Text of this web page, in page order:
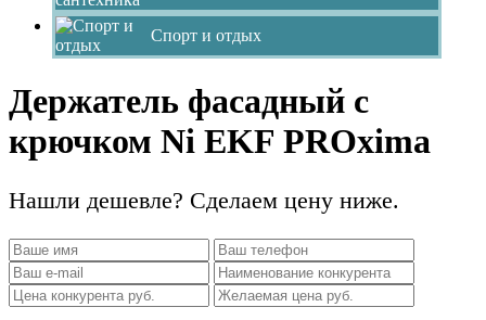
Спорт и отдых
Держатель фасадный с
крючком Ni EKF PROxima
Нашли дешевле? Сделаем цену ниже.